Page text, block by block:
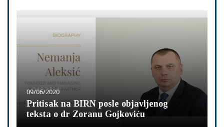
09/06/2020
Pritisak na BIRN posle objavljenog
teksta o dr Zoranu Gojkoviću